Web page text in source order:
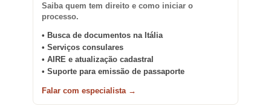
Saiba quem tem direito e como iniciar o
processo.
• Busca de documentos na Itália
• Serviços consulares
• AIRE e atualização cadastral
• Suporte para emissão de passaporte
Falar com especialista →